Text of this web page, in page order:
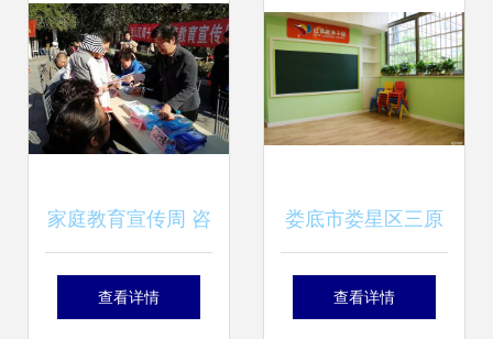
家庭教育宣传周 咨
询服务进社区，破
查看详情
娄底市娄星区三原
色教育信息咨询 深
查看详情